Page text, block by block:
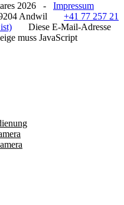
2026 - Impressum
Andwil
+41 77 257 21
Diese E-Mail-Adresse
muss JavaScript